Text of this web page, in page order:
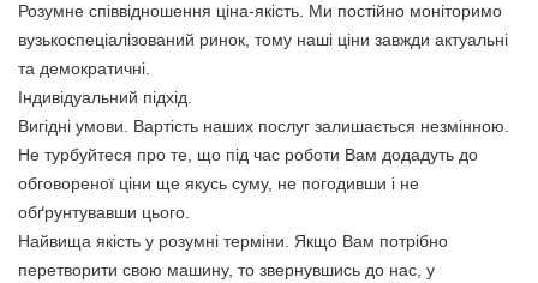
Розумне співвідношення ціна-якість. Ми постійно моніторимо
вузькоспеціалізований ринок, тому наші ціни завжди актуальні
та демократичні.
Індивідуальний підхід.
Вигідні умови. Вартість наших послуг залишається незмінною.
Не турбуйтеся про те, що під час роботи Вам додадуть до
обговореної ціни ще якусь суму, не погодивши і не
обґрунтувавши цього.
Найвища якість у розумні терміни. Якщо Вам потрібно
перетворити свою машину, то звернувшись до нас, у